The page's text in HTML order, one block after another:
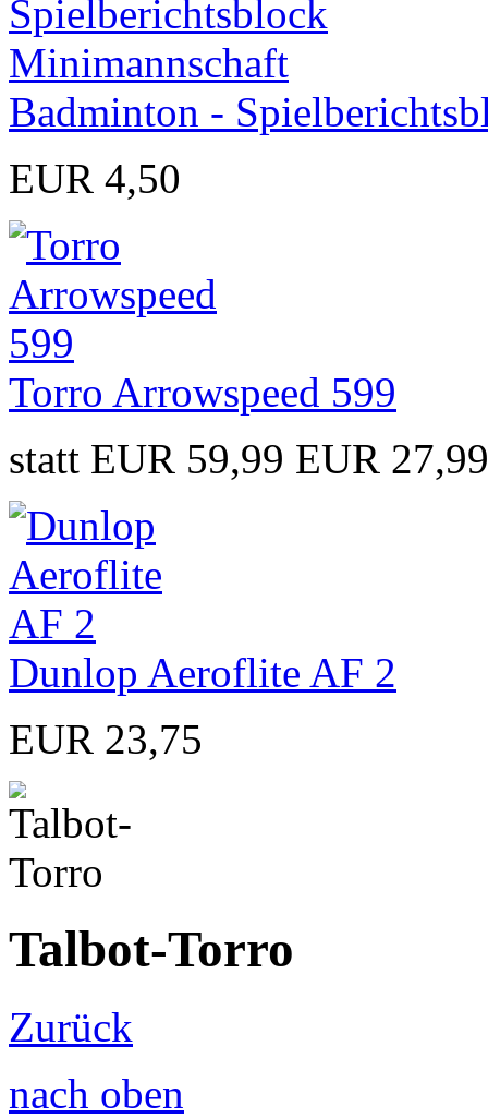
Badminton -
EUR 4,50
Torro Arrowspeed 599
statt EUR 59,99 EUR
Dunlop Aeroflite AF 2
EUR 23,75
Talbot-Torro
Zurück
nach oben